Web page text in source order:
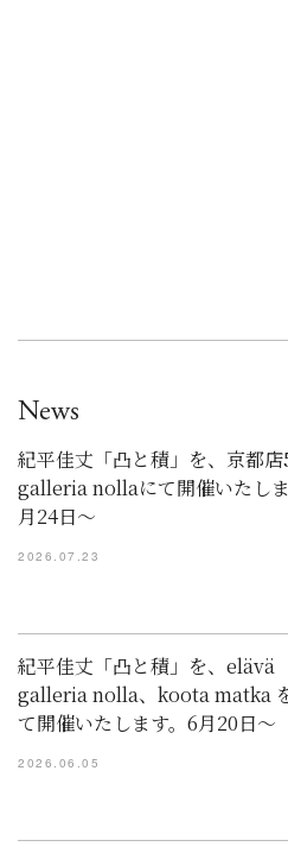
News
紀平佳丈「凸と積」を、京都
galleria nollaにて開催いたし
月24日～
2026.07.23
紀平佳丈「凸と積」を、elävä
galleria nolla、koota matka
て開催いたします。6月20日～
2026.06.05